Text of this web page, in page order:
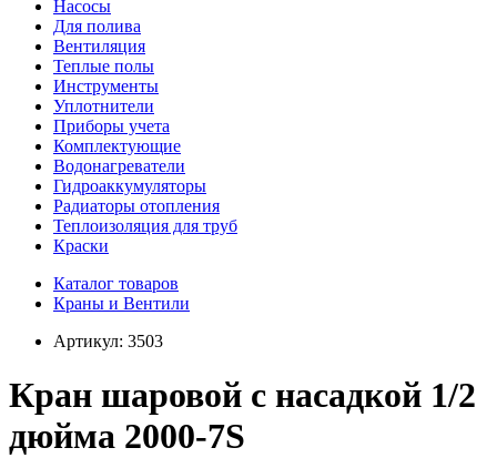
Насосы
Для полива
Вентиляция
Теплые полы
Инструменты
Уплотнители
Приборы учета
Комплектующие
Водонагреватели
Гидроаккумуляторы
Радиаторы отопления
Теплоизоляция для труб
Краски
Каталог товаров
Краны и Вентили
Артикул: 3503
Кран шаровой с насадкой 1/2
дюйма 2000-7S